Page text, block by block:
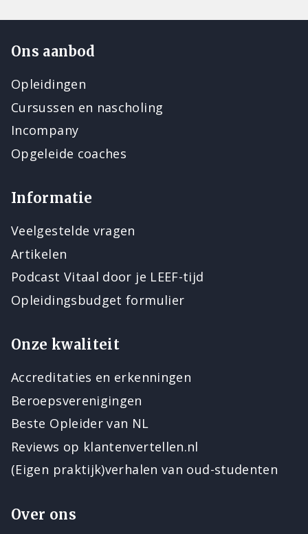
Ons aanbod
Opleidingen
Cursussen en nascholing
Incompany
Opgeleide coaches
Informatie
Veelgestelde vragen
Artikelen
Podcast Vitaal door je LEEF-tijd
Opleidingsbudget formulier
Onze kwaliteit
Accreditaties en erkenningen
Beroepsverenigingen
Beste Opleider van NL
Reviews op klantenvertellen.nl
(Eigen praktijk)verhalen van oud-studenten
Over ons